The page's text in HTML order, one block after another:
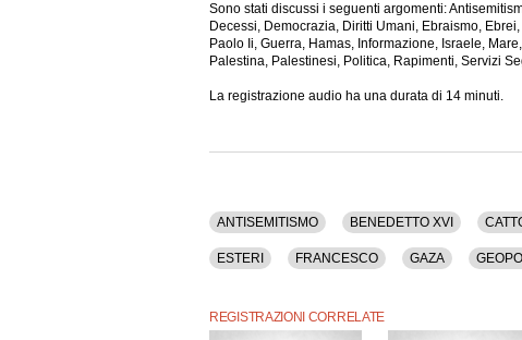
Sono stati discussi i seguenti argomenti:
Decessi, Democrazia, Diritti Umani, Ebraismo,
Paolo Ii, Guerra, Hamas, Informazione, Israele,
Palestina, Palestinesi, Politica, Rapimenti, Servizi
La registrazione audio ha una durata di 14 minuti.
ANTISEMITISMO BENEDETTO XVI
ESTERI FRANCESCO GAZA
TERRORISMO INTERNAZIONALE
REGISTRAZIONI CORRELATE